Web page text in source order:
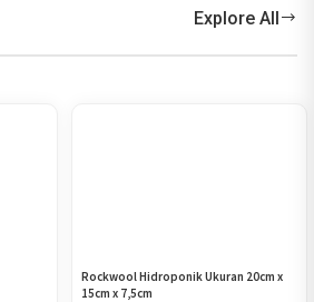
Explore All
Rockwool Hidroponik Ukuran 20cm x
15cm x 7,5cm